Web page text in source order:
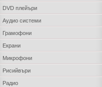
DVD плейъри
Аудио системи
Грамофони
Екрани
Микрофони
Рисийвъри
Радио